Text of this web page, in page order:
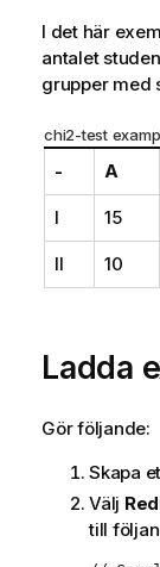
I det här
antalet
grupper med
chi2-test
- A
I 15
II 10
Ladda
Gör följande:
Skapa
Välj
till